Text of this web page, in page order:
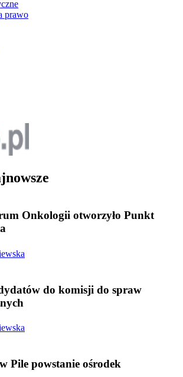
prawo
Onkologii otworzyło Punkt
do komisji do spraw
Pile powstanie ośrodek